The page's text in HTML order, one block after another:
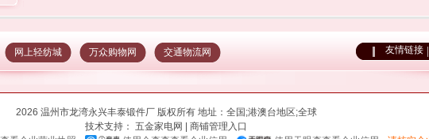
网上轻纺城 万众购物网 交通物流网 友情链接
2026 温州市龙湾永兴丰泰锻件厂 版权所有 地址：全国;港澳台地区;全球
技术支持： 五金家电网
商铺管理入口